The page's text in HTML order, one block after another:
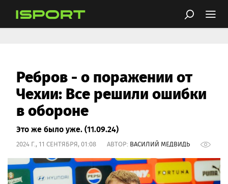
Ребров - о поражении от
Чехии: Все решили ошибки
в обороне
Это же было уже. (11.09.24)
2024 Г., 11 СЕНТЯБРЯ, 01:08 АВТОР: ВАСИЛИЙ МЕДВИДЬ